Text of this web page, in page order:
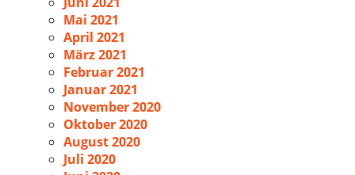
Mai 2021
April 2021
März 2021
Februar 2021
Januar 2021
November 2020
Oktober 2020
August 2020
Juli 2020